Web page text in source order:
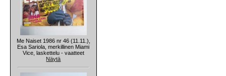
Me Naiset 1986 nr 46 (11.11.),
Esa Sariola, merkillinen Miami
Vice, laskettelu - vaatteet
Näytä